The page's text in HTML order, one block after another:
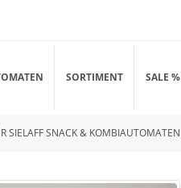
SORTIMENT SALE %
SIELAFF SNACK & KOMBIAUTOMATEN